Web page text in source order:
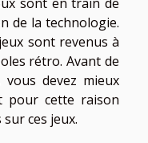
de la technologie.
sont revenus à
rétro. Avant de
devez mieux
pour cette raison
ces jeux.